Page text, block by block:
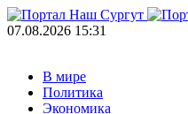
07.08.2026 15:31
В мире
Политика
Экономика